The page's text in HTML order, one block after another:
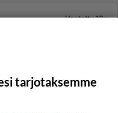
Vastattu 13v
niin kuin
että tekstissä
tarjotaksemme